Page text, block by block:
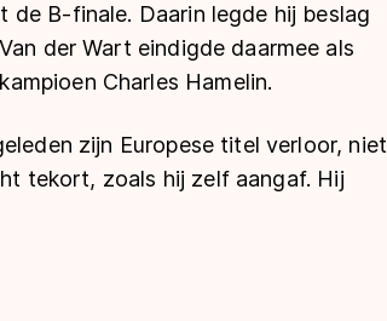
de B-finale. Daarin legde hij beslag
der Wart eindigde daarmee als
Charles Hamelin.
zijn Europese titel verloor, niet
tekort, zoals hij zelf aangaf. Hij